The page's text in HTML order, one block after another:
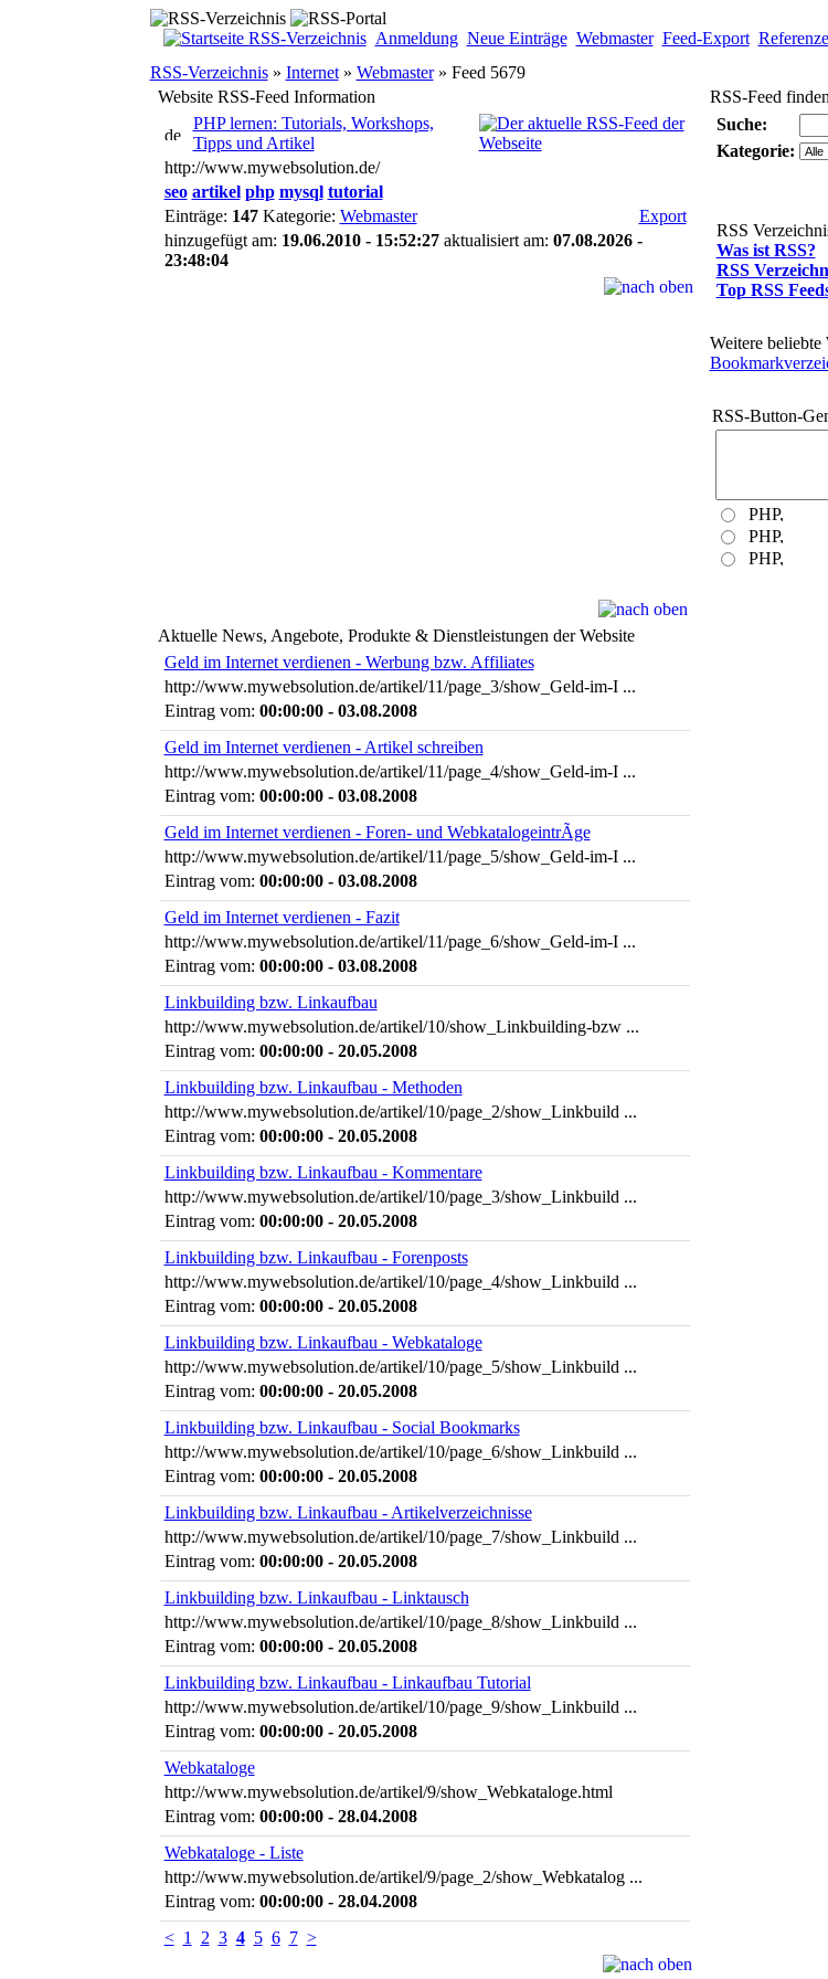
Anmeldung Neue Einträge Webmaster Feed-Export
RSS-Verzeichnis» Internet» Webmaster» Feed 5679
Website RSS-Feed Information
PHP lernen: Tutorials, Workshops,
Tipps und Artikel
http://www.mywebsolution.de/
seo artikel php mysql tutorial
Einträge: 147Kategorie: Webmaster
Export
hinzugefügt am: 19.06.2010 - 15:52:27aktualisiert am: 07.08.2026 -
23:48:04
Aktuelle News, Angebote, Produkte & Dienstleistungen der Website
Geld im Internet verdienen - Werbung bzw. Affiliates
http://www.mywebsolution.de/artikel/11/page_3/show_Geld-im-I ...
Eintrag vom: 00:00:00 - 03.08.2008
Geld im Internet verdienen - Artikel schreiben
http://www.mywebsolution.de/artikel/11/page_4/show_Geld-im-I ...
Eintrag vom: 00:00:00 - 03.08.2008
Geld im Internet verdienen - Foren- und WebkatalogeintrÃge
http://www.mywebsolution.de/artikel/11/page_5/show_Geld-im-I ...
Eintrag vom: 00:00:00 - 03.08.2008
Geld im Internet verdienen - Fazit
http://www.mywebsolution.de/artikel/11/page_6/show_Geld-im-I ...
Eintrag vom: 00:00:00 - 03.08.2008
Linkbuilding bzw. Linkaufbau
http://www.mywebsolution.de/artikel/10/show_Linkbuilding-bzw ...
Eintrag vom: 00:00:00 - 20.05.2008
Linkbuilding bzw. Linkaufbau - Methoden
http://www.mywebsolution.de/artikel/10/page_2/show_Linkbuild ...
Eintrag vom: 00:00:00 - 20.05.2008
Linkbuilding bzw. Linkaufbau - Kommentare
http://www.mywebsolution.de/artikel/10/page_3/show_Linkbuild ...
Eintrag vom: 00:00:00 - 20.05.2008
Linkbuilding bzw. Linkaufbau - Forenposts
http://www.mywebsolution.de/artikel/10/page_4/show_Linkbuild ...
Eintrag vom: 00:00:00 - 20.05.2008
Linkbuilding bzw. Linkaufbau - Webkataloge
http://www.mywebsolution.de/artikel/10/page_5/show_Linkbuild ...
Eintrag vom: 00:00:00 - 20.05.2008
Linkbuilding bzw. Linkaufbau - Social Bookmarks
http://www.mywebsolution.de/artikel/10/page_6/show_Linkbuild ...
Eintrag vom: 00:00:00 - 20.05.2008
Linkbuilding bzw. Linkaufbau - Artikelverzeichnisse
http://www.mywebsolution.de/artikel/10/page_7/show_Linkbuild ...
Eintrag vom: 00:00:00 - 20.05.2008
Linkbuilding bzw. Linkaufbau - Linktausch
http://www.mywebsolution.de/artikel/10/page_8/show_Linkbuild ...
Eintrag vom: 00:00:00 - 20.05.2008
Linkbuilding bzw. Linkaufbau - Linkaufbau Tutorial
http://www.mywebsolution.de/artikel/10/page_9/show_Linkbuild ...
Eintrag vom: 00:00:00 - 20.05.2008
Webkataloge
http://www.mywebsolution.de/artikel/9/show_Webkataloge.html
Eintrag vom: 00:00:00 - 28.04.2008
Webkataloge - Liste
http://www.mywebsolution.de/artikel/9/page_2/show_Webkatalog ...
Eintrag vom: 00:00:00 - 28.04.2008
< 1 2 3 4 5 6 7 >
RSS-Feed finden
Suche:
Kategorie:
RSS
Was ist RSS?
RSS
Top RSS
Weitere beliebte
RSS-Button-